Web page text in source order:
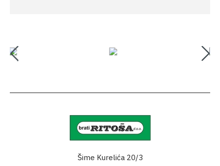
Šime Kurelića 20/3